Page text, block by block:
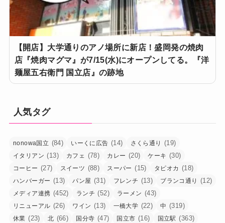
【開店】大学通りのアノ場所に新店！盛岡発の焼肉
店『焼肉マグマ』が7/15(水)にオープンしてる。『洋
麺屋五右衛門 国立店』の跡地
人気タグ
nonowa国立 (84) いーくに広告 (14) さくら通り (19)
イタリアン (13) カフェ (78) カレー (20) ケーキ (30)
コーヒー (27) スイーツ (88) スーパー (15) タピオカ (18)
ハンバーガー (13) パン屋 (31) フレンチ (13) ブランコ通り (12)
メディア連携 (452) ランチ (52) ラーメン (43)
リニューアル (26) ワイン (13) 一橋大学 (22) 中 (319)
休業 (23) 北 (66) 国分寺 (47) 国立市 (16) 国立駅 (363)